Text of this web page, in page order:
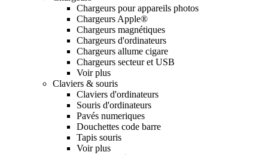
Chargeurs pour appareils photos
Chargeurs Apple®
Chargeurs magnétiques
Chargeurs d'ordinateurs
Chargeurs allume cigare
Chargeurs secteur et USB
Voir plus
Claviers & souris
Claviers d'ordinateurs
Souris d'ordinateurs
Pavés numeriques
Douchettes code barre
Tapis souris
Voir plus